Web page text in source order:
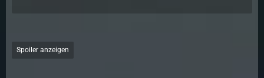
Spoiler anzeigen